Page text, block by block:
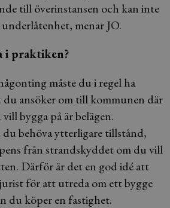
till överinstansen och kan inte
menar JO.
i praktiken?
måste du i regel ha
ansöker om till kommunen där
bygga på är belägen.
du behöva ytterligare tillstånd,
från strandskyddet om du vill
Därför är det en god idé att
för att utreda om ett bygge
du köper en fastighet.